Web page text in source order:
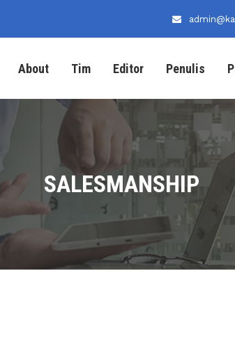
About Tim Editor Penulis
SALESMANSHIP